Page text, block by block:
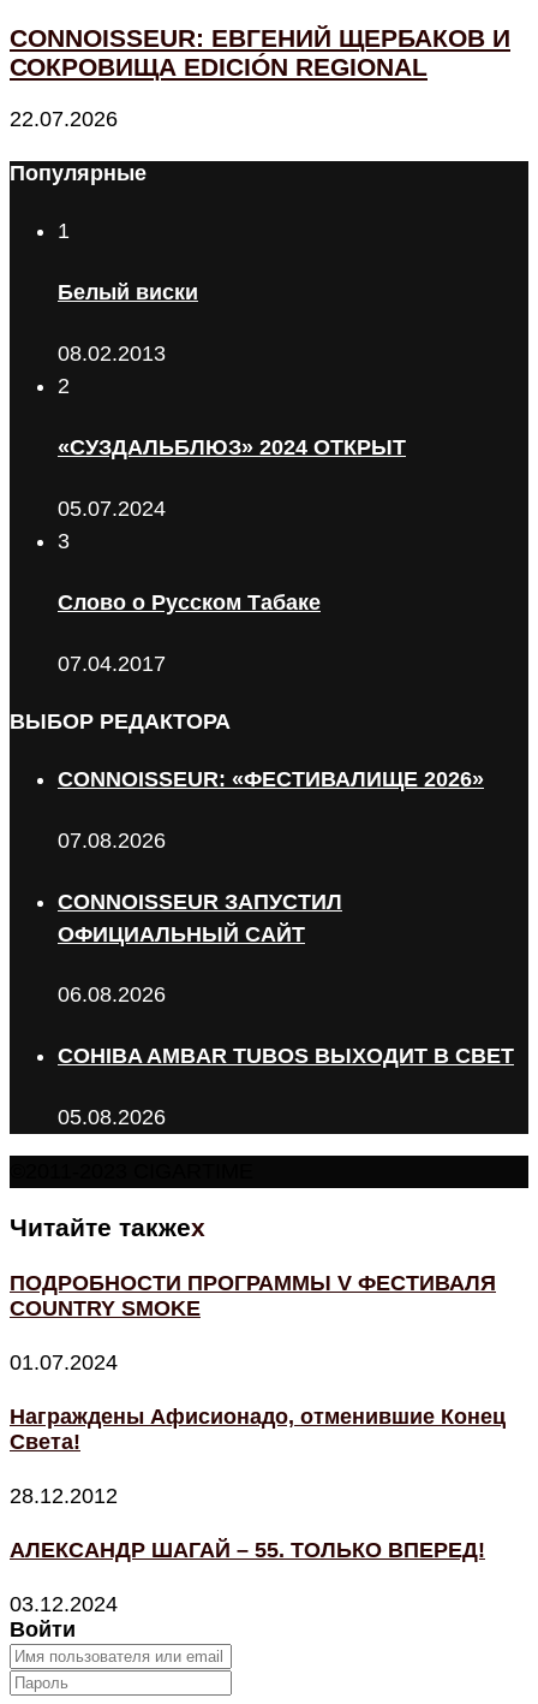
CONNOISSEUR: ЕВГЕНИЙ ЩЕРБАКОВ И
СОКРОВИЩА EDICIÓN REGIONAL
22.07.2026
Популярные
1
Белый виски
08.02.2013
2
«СУЗДАЛЬБЛЮЗ» 2024 ОТКРЫТ
05.07.2024
3
Слово о Русском Табаке
07.04.2017
ВЫБОР РЕДАКТОРА
CONNOISSEUR: «ФЕСТИВАЛИЩЕ 2026»
07.08.2026
CONNOISSEUR ЗАПУСТИЛ
ОФИЦИАЛЬНЫЙ САЙТ
06.08.2026
COHIBA AMBAR TUBOS ВЫХОДИТ В СВЕТ
05.08.2026
Читайте такжеx
ПОДРОБНОСТИ ПРОГРАММЫ V ФЕСТИВАЛЯ
COUNTRY SMOKE
01.07.2024
Награждены Афисионадо, отменившие Конец
Света!
28.12.2012
АЛЕКСАНДР ШАГАЙ – 55. ТОЛЬКО ВПЕРЕД!
03.12.2024
Войти